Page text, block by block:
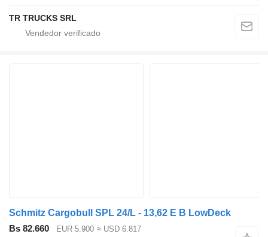
TR TRUCKS SRL
Schmitz Cargobull SPL 24/L - 13,62 E B LowDeck
Bs 82.660
EUR 5.900 ≈ USD 6.817